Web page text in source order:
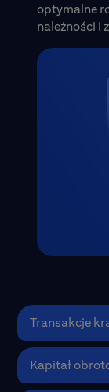
optymalne
należności i
Transakcje
Uprość
Kapitał